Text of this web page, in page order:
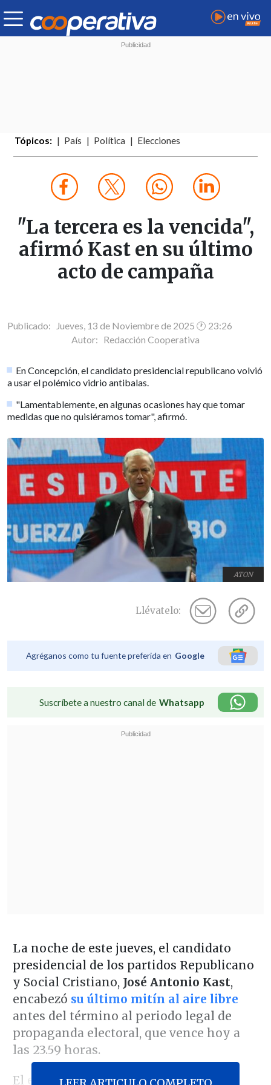
Tópicos: País Política Elecciones
"La tercera es la vencida",
afirmó Kast en su último
acto de campaña
Publicado: Jueves, 13 de Noviembre de 2025 🕐 23:26
Autor: Redacción Cooperativa
En Concepción, el candidato presidencial republicano volvió
a usar el polémico vidrio antibalas.
"Lamentablemente, en algunas ocasiones hay que tomar
medidas que no quisiéramos tomar", afirmó.
ATON
Llévatelo:
Agréganos como tu fuente preferida en Google
Suscríbete a nuestro canal de Whatsapp
La noche de este jueves, el candidato
presidencial de los partidos Republicano
y Social Cristiano, José Antonio Kast,
encabezó su último mitín al aire libre
antes del término al periodo legal de
propaganda electoral, que vence hoy a
las 23.59 horas.
El escenario elegido fue laPlaza de la